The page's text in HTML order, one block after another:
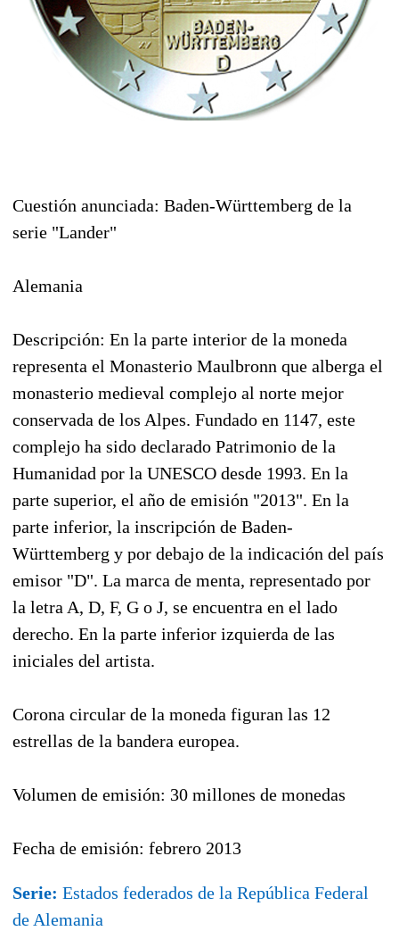
Cuestión anunciada: Baden-Württemberg de la
serie "Lander"
Alemania
Descripción: En la parte interior de la moneda
representa el Monasterio Maulbronn que alberga el
monasterio medieval complejo al norte mejor
conservada de los Alpes. Fundado en 1147, este
complejo ha sido declarado Patrimonio de la
Humanidad por la UNESCO desde 1993. En la
parte superior, el año de emisión "2013". En la
parte inferior, la inscripción de Baden-
Württemberg y por debajo de la indicación del país
emisor "D". La marca de menta, representado por
la letra A, D, F, G o J, se encuentra en el lado
derecho. En la parte inferior izquierda de las
iniciales del artista.
Corona circular de la moneda figuran las 12
estrellas de la bandera europea.
Volumen de emisión: 30 millones de monedas
Fecha de emisión: febrero 2013
Serie: Estados federados de la República Federal
de Alemania